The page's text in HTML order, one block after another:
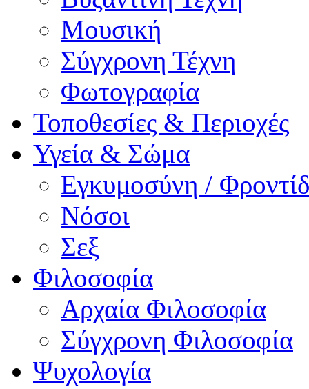
Μουσική
Σύγχρονη Τέχνη
Φωτογραφία
Τοποθεσίες & Περιοχές
Υγεία & Σώμα
Εγκυμοσύνη /
Νόσοι
Σεξ
Φιλοσοφία
Αρχαία Φιλοσοφία
Σύγχρονη Φιλοσοφία
Ψυχολογία